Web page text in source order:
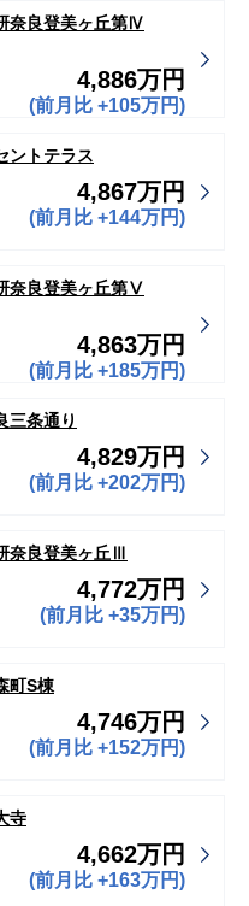
奈良登美ヶ丘第Ⅳ
4,886万円
(前月比 +105万円)
ントテラス
4,867万円
(前月比 +144万円)
奈良登美ヶ丘第Ⅴ
4,863万円
(前月比 +185万円)
三条通り
4,829万円
(前月比 +202万円)
奈良登美ヶ丘Ⅲ
4,772万円
(前月比 +35万円)
町S棟
4,746万円
(前月比 +152万円)
寺
4,662万円
(前月比 +163万円)